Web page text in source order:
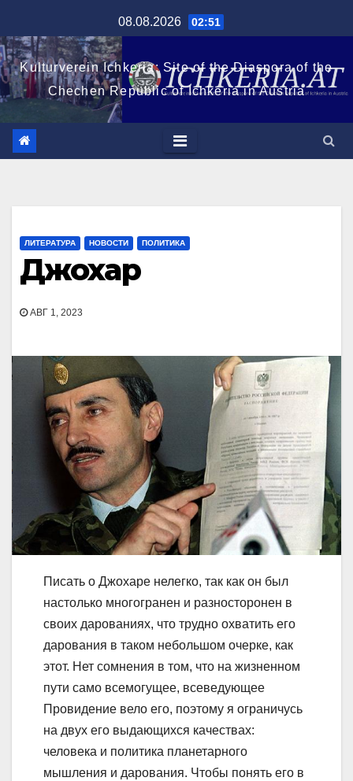
к
содержимому
08.08.2026 02:51
Kulturverein Ichkeria: Site of the Diaspora of the
Chechen Republic of Ichkeria in Austria
ЛИТЕРАТУРА НОВОСТИ ПОЛИТИКА
Джохар
АВГ 1, 2023
Писать о Джохаре нелегко, так как он был
настолько многогранен и разносторонен в
своих дарованиях, что трудно охватить его
дарования в таком небольшом очерке, как
этот. Нет сомнения в том, что на жизненном
пути само всемогущее, всеведующее
Провидение вело его, поэтому я ограничусь
на двух его выдающихся качествах:
человека и политика планетарного
мышления и дарования. Чтобы понять его в